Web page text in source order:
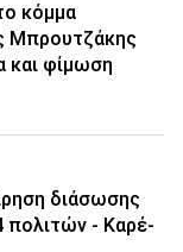
κόμμα
Μπρουτζάκης
και φίμωση
διάσωσης
πολιτών - Καρέ-